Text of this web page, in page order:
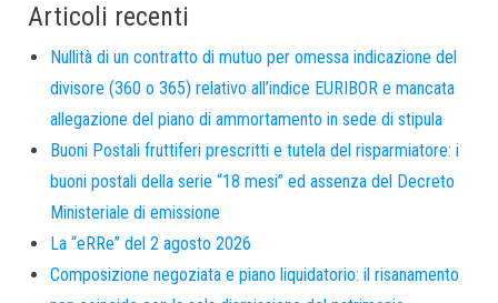
Articoli recenti
Nullità di un contratto di mutuo per omessa indicazione del
divisore (360 o 365) relativo all’indice EURIBOR e mancata
allegazione del piano di ammortamento in sede di stipula
Buoni Postali fruttiferi prescritti e tutela del risparmiatore: i
buoni postali della serie “18 mesi” ed assenza del Decreto
Ministeriale di emissione
La “eRRe” del 2 agosto 2026
Composizione negoziata e piano liquidatorio: il risanamento